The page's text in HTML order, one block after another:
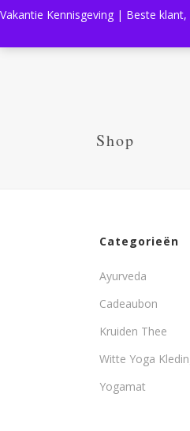
Shop
Categorieën
Ayurveda
Cadeaubon
Kruiden Thee
Witte Yoga
Yogamat
Vakantie Kennisgeving | Beste